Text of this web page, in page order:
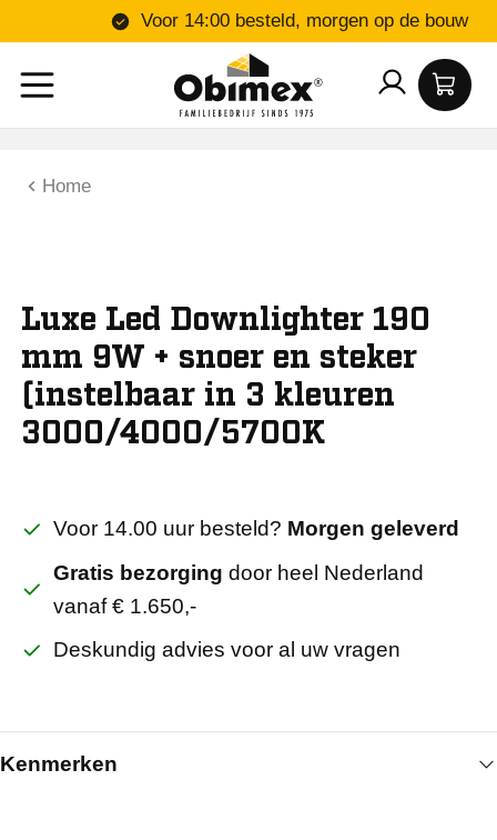
Voor 14:00 besteld, morgen op de
Home
Luxe Led Downlighter 190
mm 9W + snoer en steker
(instelbaar in 3 kleuren
3000/4000/5700K
Voor 14.00 uur besteld? Morgen geleverd
Gratis bezorging door heel Nederland
vanaf € 1.650,-
Deskundig advies voor al uw vragen
Kenmerken